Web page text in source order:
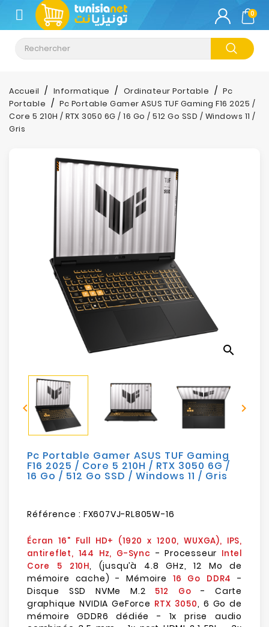
CATÉGORIE
Climatisation
Informatique
Téléphonie
&
Impression
Stockage
Electroménager
Bureautique
Mobilités
Loisirs
0
Accueil Informatique Ordinateur Portable
Pc
Portable
Pc Portable Gamer ASUS TUF Gaming F16 2025 /
Core 5 210H / RTX 3050 6G / 16 Go / 512 Go SSD / Windows 11 /
Gris
search
 
Pc Portable Gamer ASUS TUF Gaming
F16 2025 / Core 5 210H / RTX 3050 6G /
16 Go / 512 Go SSD / Windows 11 / Gris
Référence : FX607VJ-RL805W-16
Écran 16" Full HD+ (1920 x 1200, WUXGA), IPS,
antireflet, 144 Hz, G-Sync - Processeur Intel
Core 5 210H, (jusqu’à 4.8 GHz, 12 Mo de
mémoire cache) - Mémoire 16 Go DDR4-
Disque SSD NVMe M.2 512 Go - Carte
graphique NVIDIA GeForce RTX 3050, 6 Go de
mémoire GDDR6 dédiée - 1x prise audio